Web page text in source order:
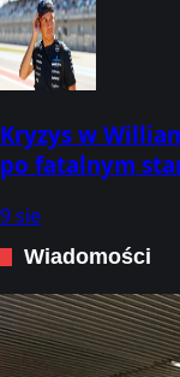
Kryzys w
po fatalnym
9 sie